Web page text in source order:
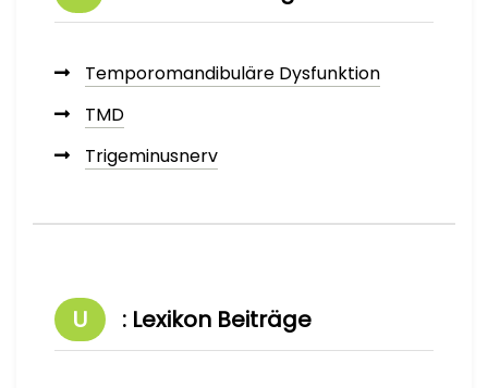
Temporomandibuläre Dysfunktion
TMD
Trigeminusnerv
U : Lexikon Beiträge